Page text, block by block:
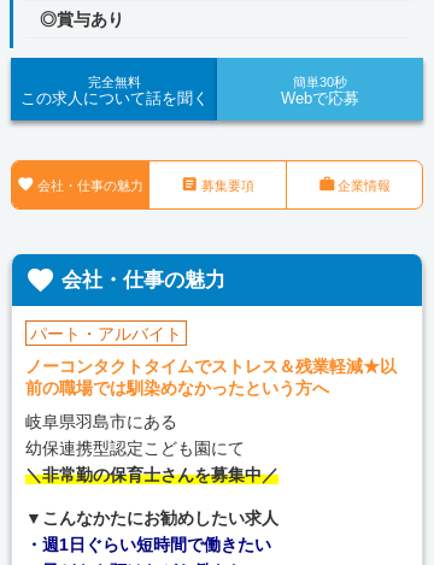
◎賞与あり
完全無料
この求人について話を聞く
簡単30秒
Webで応募
 会社・仕事の魅力  募集要項 企業情報
 会社・仕事の魅力
パート・アルバイト
ノーコンタクトタイムでストレス＆残業軽減★以
前の職場では馴染めなかったという方へ
岐阜県羽島市にある
幼保連携型認定こども園にて
＼非常勤の保育士さんを募集中／
▼こんなかたにお勧めしたい求人
・週1日ぐらい短時間で働きたい